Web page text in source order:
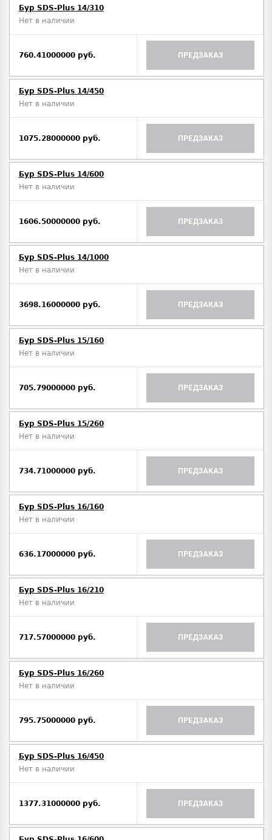
Бур SDS-Plus 14/310
Нет в наличии
760.41000000 руб. ПРЕДЗАКАЗ
Бур SDS-Plus 14/450
Нет в наличии
1075.28000000 руб. ПРЕДЗАКАЗ
Бур SDS-Plus 14/600
Нет в наличии
1606.50000000 руб. ПРЕДЗАКАЗ
Бур SDS-Plus 14/1000
Нет в наличии
3698.16000000 руб. ПРЕДЗАКАЗ
Бур SDS-Plus 15/160
Нет в наличии
705.79000000 руб. ПРЕДЗАКАЗ
Бур SDS-Plus 15/260
Нет в наличии
734.71000000 руб. ПРЕДЗАКАЗ
Бур SDS-Plus 16/160
Нет в наличии
636.17000000 руб. ПРЕДЗАКАЗ
Бур SDS-Plus 16/210
Нет в наличии
717.57000000 руб. ПРЕДЗАКАЗ
Бур SDS-Plus 16/260
Нет в наличии
795.75000000 руб. ПРЕДЗАКАЗ
Бур SDS-Plus 16/450
Нет в наличии
1377.31000000 руб. ПРЕДЗАКАЗ